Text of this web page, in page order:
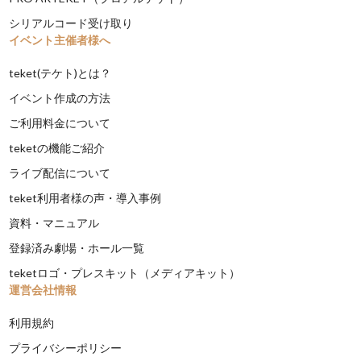
シリアルコード受け取り
イベント主催者様へ
teket(テケト)とは？
イベント作成の方法
ご利用料金について
teketの機能ご紹介
ライブ配信について
teket利用者様の声・導入事例
資料・マニュアル
登録済み劇場・ホール一覧
teketロゴ・プレスキット（メディアキット）
運営会社情報
利用規約
プライバシーポリシー